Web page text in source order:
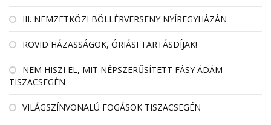
III. NEMZETKÖZI BÖLLÉRVERSENY NYÍREGYHÁZÁN
RÖVID HÁZASSÁGOK, ÓRIÁSI TARTÁSDÍJAK!
NEM HISZI EL, MIT NÉPSZERŰSÍTETT FÁSY ÁDÁM
TISZACSEGÉN
VILÁGSZÍNVONALÚ FOGÁSOK TISZACSEGÉN